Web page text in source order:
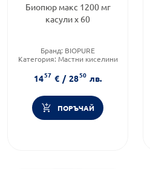
Биопюр макс 1200 мг
касули х 60
Бранд: BIOPURE
Категория: Мастни киселини
1457 € / 2850 лв.
ПОРЪЧАЙ